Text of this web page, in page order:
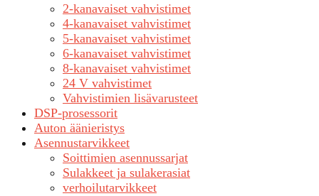
2-kanavaiset vahvistimet
4-kanavaiset vahvistimet
5-kanavaiset vahvistimet
6-kanavaiset vahvistimet
8-kanavaiset vahvistimet
24 V vahvistimet
Vahvistimien lisävarusteet
DSP-prosessorit
Auton äänieristys
Asennustarvikkeet
Soittimien asennussarjat
Sulakkeet ja sulakerasiat
verhoilutarvikkeet